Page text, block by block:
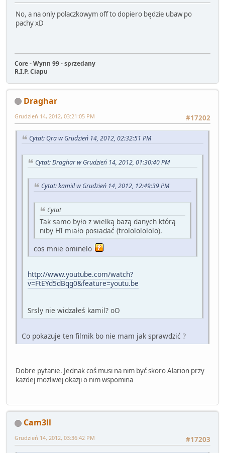
No, a na only polaczkowym off to dopiero będzie ubaw po
pachy xD
Core - Wynn 99 - sprzedany
R.I.P. Ciapu
Draghar
#17202
Grudzień 14, 2012, 03:21:05 PM
Cytat: Qra w Grudzień 14, 2012, 02:32:51 PM
Cytat: Draghar w Grudzień 14, 2012, 01:30:40 PM
Cytat: kamiil w Grudzień 14, 2012, 12:49:39 PM
Cytat
Tak samo było z wielką bazą danych którą
niby HI miało posiadać (trolololololo).
cos mnie ominelo
http://www.youtube.com/watch?
v=FtEYd5dBqg0&feature=youtu.be
Srsly nie widzałeś kamil? oO
Co pokazuje ten filmik bo nie mam jak sprawdzić ?
Dobre pytanie. Jednak coś musi na nim być skoro Alarion przy
kazdej mozliwej okazji o nim wspomina
Cam3ll
#17203
Grudzień 14, 2012, 03:36:42 PM